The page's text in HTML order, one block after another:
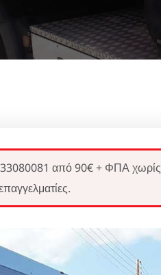
από 90€ + ΦΠΑ χωρίς